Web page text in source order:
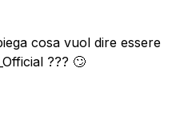
cosa vuol dire essere
??? 🙄